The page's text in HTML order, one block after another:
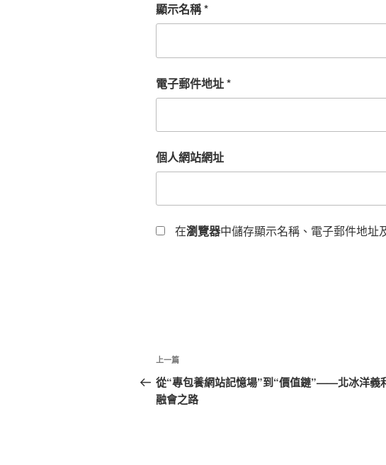
顯示名稱*
電子郵件地址*
個人網站網址
在瀏覽器中儲存顯示名稱、電子郵件地址
文
章
導
上
一
篇
上一篇
從“專包養網站記憶場”到“價值鏈”——北冰洋義
融會之路